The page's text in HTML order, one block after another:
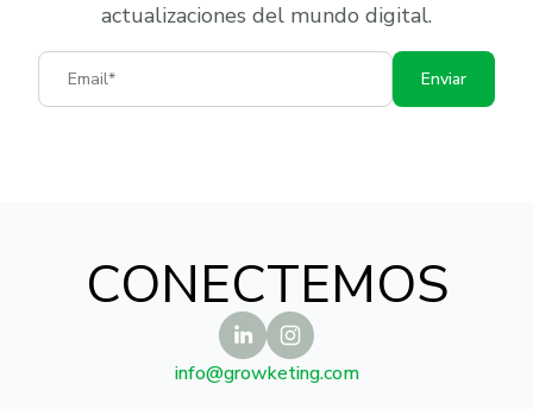
actualizaciones del mundo digital.
Email
Enviar
CONECTEMOS
info@growketing.com